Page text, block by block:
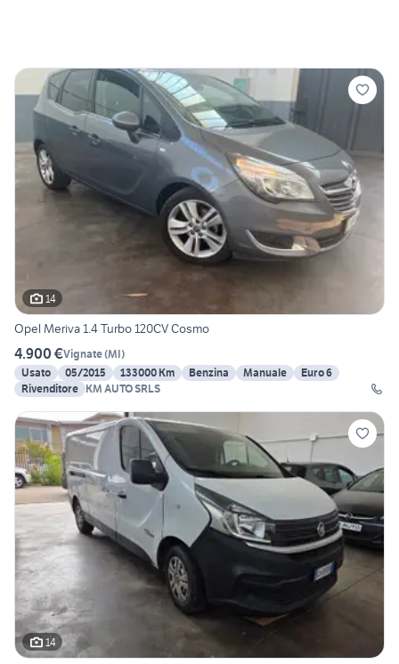
14
Opel Meriva 1.4 Turbo 120CV Cosmo
4.900 €Vignate(MI)
Usato
05/2015 133000 Km Benzina Manuale
Euro 6
Rivenditore KM AUTO SRLS
14